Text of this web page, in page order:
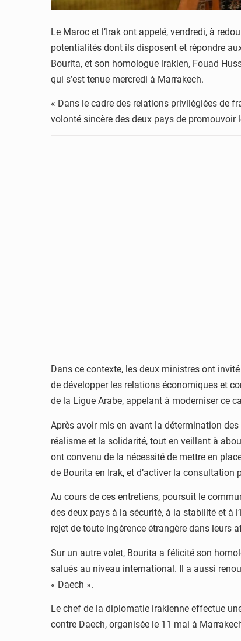
Le Maroc et l’Irak ont appelé, vendredi, à
potentialités dont ils disposent et répondre
Bourita, et son homologue irakien, Fouad
qui s’est tenue mercredi à Marrakech.
« Dans le cadre des relations privilégiées de
volonté sincère des deux pays de
Dans ce contexte, les deux ministres ont
de développer les relations économiques et
de la Ligue Arabe, appelant à moderniser ce
Après avoir mis en avant la détermination
réalisme et la solidarité, tout en veillant à
ont convenu de la nécessité de mettre en
de Bourita en Irak, et d’activer la
Au cours de ces entretiens, poursuit le
des deux pays à la sécurité, à la stabilité et à
rejet de toute ingérence étrangère dans leurs
Sur un autre volet, Bourita a félicité son
salués au niveau international. Il a aussi
« Daech ».
Le chef de la diplomatie irakienne effectue
contre Daech, organisée le 11 mai à